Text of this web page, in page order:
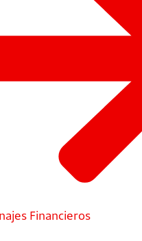
Financieros